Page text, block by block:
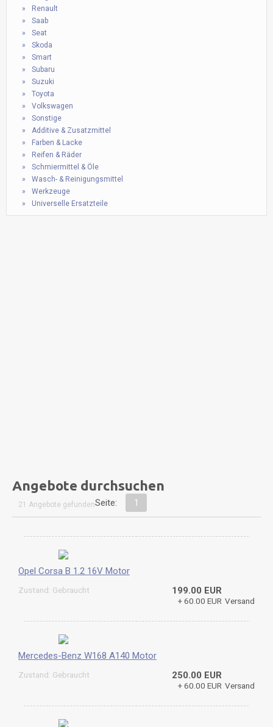
Renault
Saab
Seat
Skoda
Smart
Subaru
Suzuki
Toyota
Volkswagen
Sonstige
Additive & Zusatzmittel
Farben & Lacke
Reifen & Räder
Schmiermittel & Öle
Wasch- & Reinigungsmittel
Werkzeuge
Universelle Ersatzteile
Angebote durchsuchen
21 Angebote gefundenSeite: 1
Opel Corsa B 1.2 16V Motor
Zustand: Gebraucht 199.00 EUR
+ 60.00 EUR Versand
Mercedes-Benz W168 A140 Motor
Zustand: Gebraucht 250.00 EUR
+ 60.00 EUR Versand